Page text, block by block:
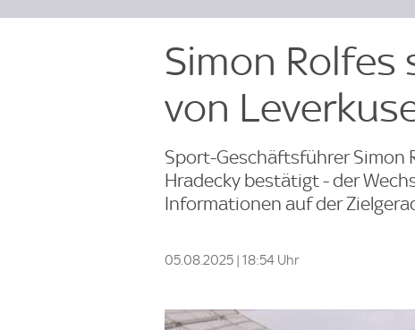
Simon
von
Sport-Geschäftsführer Simon
Hradecky bestätigt - der
Informationen auf der
05.08.2025 | 18:54 Uhr